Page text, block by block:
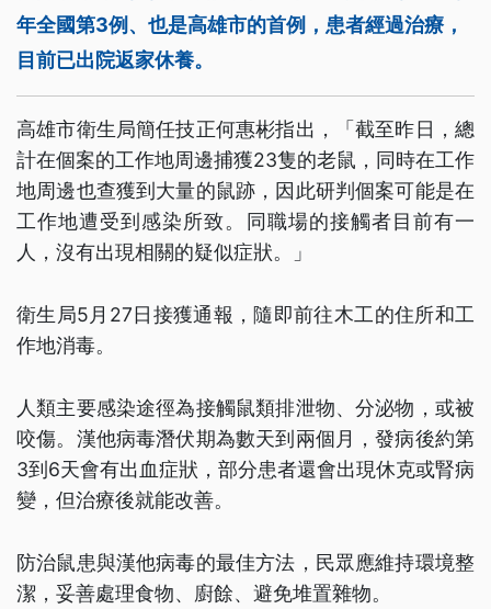
年全國第3例、也是高雄市的首例，患者經過治療，
目前已出院返家休養。
高雄市衛生局簡任技正何惠彬指出，「截至昨日，總
計在個案的工作地周邊捕獲23隻的老鼠，同時在工作
地周邊也查獲到大量的鼠跡，因此研判個案可能是在
工作地遭受到感染所致。同職場的接觸者目前有一
人，沒有出現相關的疑似症狀。」
衛生局5月27日接獲通報，隨即前往木工的住所和工
作地消毒。
人類主要感染途徑為接觸鼠類排泄物、分泌物，或被
咬傷。漢他病毒潛伏期為數天到兩個月，發病後約第
3到6天會有出血症狀，部分患者還會出現休克或腎病
變，但治療後就能改善。
防治鼠患與漢他病毒的最佳方法，民眾應維持環境整
潔，妥善處理食物、廚餘、避免堆置雜物。